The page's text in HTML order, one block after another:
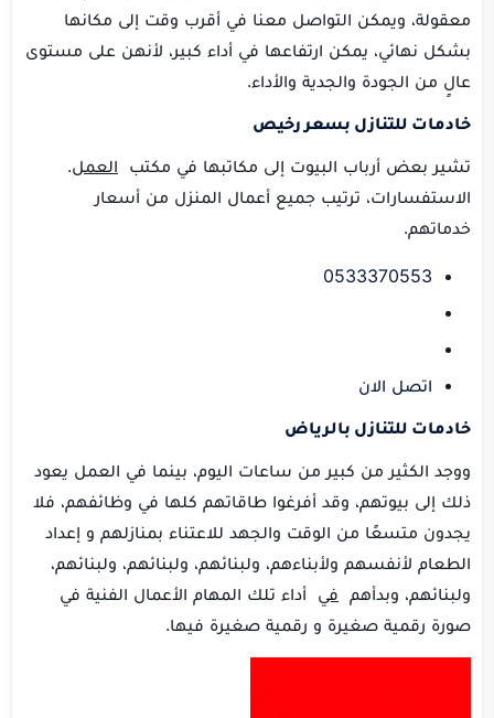
معقولة، ويمكن التواصل معنا في أقرب وقت إلى مكانها
بشكل نهائي، يمكن ارتفاعها في أداء كبير، لأنهن على مستوى
عالٍ من الجودة والجدية والأداء.
خادمات للتنازل بسعر رخيص
تشير بعض أرباب البيوت إلى مكاتبها في مكتب العمل.
الاستفسارات، ترتيب جميع أعمال المنزل من أسعار
خدماتهم.
0533370553
اتصل الان
خادمات للتنازل بالرياض
ووجد الكثير من كبير من ساعات اليوم، بينما في العمل يعود
ذلك إلى بيوتهم، وقد أفرغوا طاقاتهم كلها في وظائفهم، فلا
يجدون متسعًا من الوقت والجهد للاعتناء بمنازلهم و إعداد
الطعام لأنفسهم ولأبناءهم، ولبنائهم، ولبنائهم، ولبنائهم،
ولبنائهم، وبدأهم في أداء تلك المهام الأعمال الفنية في
صورة رقمية صغيرة و رقمية صغيرة فيها.